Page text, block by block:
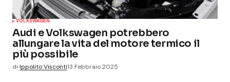
VOLKSWAGEN
Audi e Volkswagen potrebbero
allungare la vita del motore termico il
più possibile
di Ippolito Visconti13 Febbraio 2025